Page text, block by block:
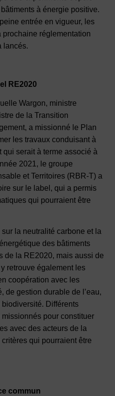
à énergie positive.
entrée en vigueur, les
réglementation
lancés.
RE2020
Wargon, ministre
de la Transition
a missionné le Plan
les travaux conduisant à
qui serait à terme associé à
2021, le groupe
et Territoires (RBR-T) a
sur le label, qui a permis
qui pourraient être
la neutralité carbone et la
des bâtiments
de la RE2020, mais aussi de
retrouve également les
coopération avec les
de gestion durable de l’eau,
Différents
pour constituer
avec des acteurs de la
qui pourraient être
commun